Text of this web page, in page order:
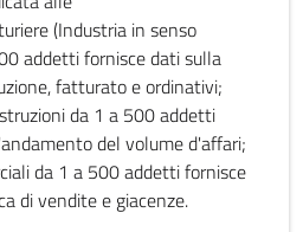
(Industria in senso
addetti fornisce dati sulla
fatturato e ordinativi;
da 1 a 500 addetti
del volume d'affari;
da 1 a 500 addetti fornisce
di vendite e giacenze.